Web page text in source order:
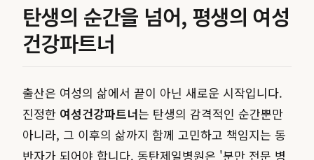
탄생의 순간을 넘어, 평생의 여성
건강파트너
출산은 여성의 삶에서 끝이 아닌 새로운 시작입니다.
진정한 여성건강파트너는 탄생의 감격적인 순간뿐만
아니라, 그 이후의 삶까지 함께 고민하고 책임지는 동
반자가 되어야 합니다. 동탄제일병원은 '분만 전문 병